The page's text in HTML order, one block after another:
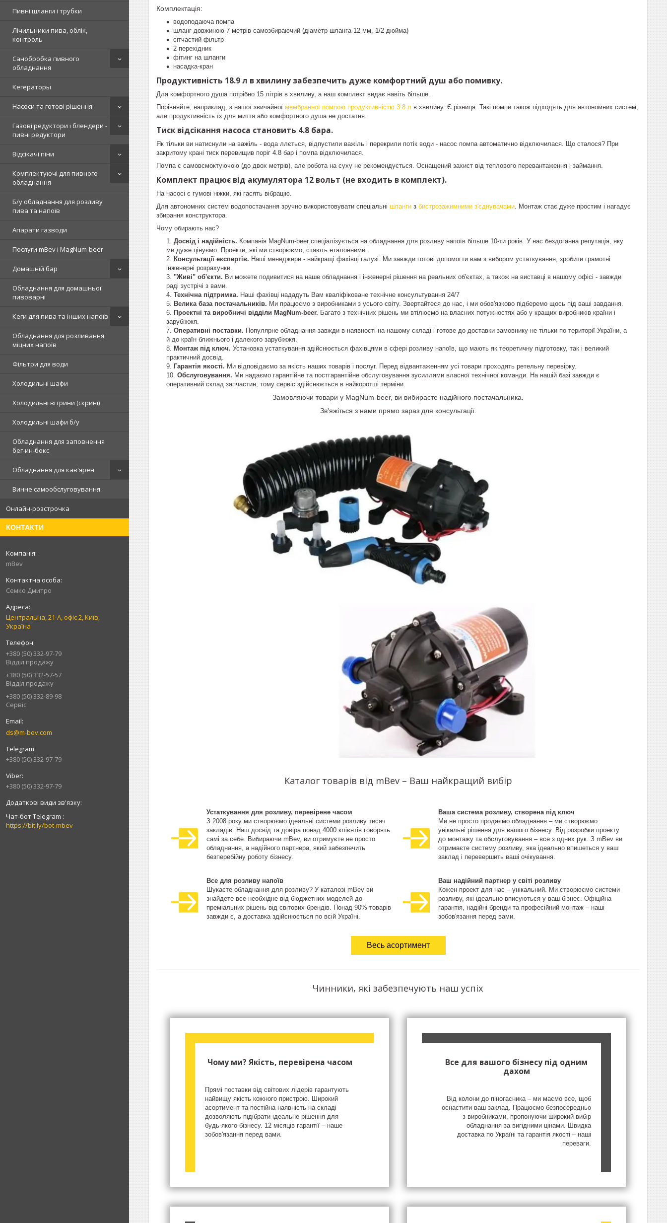
Пивні шланги і трубки
Лічильники пива, облік,
контроль
Санобробка пивного
обладнання
Кегераторы
Насоси та готові рішення
Газові редуктори і блендери -
пивні редуктори
Відсікачі піни
Комплектуючі для пивного
обладнання
Б/у обладнання для розливу
пива та напоїв
Апарати газводи
Послуги mBev і MagNum-beer
Домашній бар
Обладнання для домашньої
пивоварні
Кеги для пива та інших напоїв
Обладнання для розливання
міцних напоїв
Фільтри для води
Холодильні шафи
Холодильні вітрини (скрині)
Холодильні шафи б/у
Обладнання для заповнення
бег-ин-бокс
Обладнання для кав'ярен
Винне самообслуговування
Онлайн-розстрочка
КОНТАКТИ
mBev
Cемко Дмитро
Центральна, 21-А, офіс 2, Київ,
Україна
+380 (50) 332-97-79
Відділ продажу
+380 (50) 332-57-57
Відділ продажу
+380 (50) 332-89-98
Сервіс
ds@m-bev.com
+380 (50) 332-97-79
+380 (50) 332-97-79
Чат-бот Telegram
https://bit.ly/bot-mbev
Комплектація:
водоподаюча помпа
шланг довжиною 7 метрів самозбираючий (діаметр шланга 12 мм, 1/2 дюйма)
сітчастий фільтр
2 перехідник
фітинг на шланги
насадка-кран
Продуктивність 18.9 л в хвилину забезпечить дуже комфортний душ або помивку.
Для комфортного душа потрібно 15 літрів в хвилину, а наш комплект видає навіть більше.
Порівняйте, наприклад, з нашої звичайної мембранної помпою продуктивністю 3.8 л в хвилину. Є різниця. Такі помпи також підходять для автономних систем,
але продуктивність їх для миття або комфортного душа не достатня.
Тиск відсікання насоса становить 4.8 бара.
Як тільки ви натиснули на важіль - вода ллється, відпустили важіль і перекрили потік води - насос помпа автоматично відключилася. Що сталося? При
закритому крані тиск перевищив поріг 4.8 бар і помпа відключилася.
Помпа є самовсмоктуючою (до двох метрів), але робота на суху не рекомендується. Оснащений захист від теплового перевантаження і займання.
Комплект працює від акумулятора 12 вольт (не входить в комплект).
На насосі є гумові ніжки, які гасять вібрацію.
Для автономних систем водопостачання зручно використовувати спеціальні шланги з бистрозажимними з'єднувачами . Монтаж стає дуже простим і нагадує
збирання конструктора.
Чому обирають нас?
Досвід і надійність. Компанія MagNum-beer спеціалізується на обладнання для розливу напоїв більше 10-ти років. У нас бездоганна репутація, яку
ми дуже цінуємо. Проекти, які ми створюємо, стають еталонними.
Консультації експертів. Наші менеджери - найкращі фахівці галузі. Ми завжди готові допомогти вам з вибором устаткування, зробити грамотні
інженерні розрахунки.
"Живі" об'єкти. Ви можете подивитися на наше обладнання і інженерні рішення на реальних об'єктах, а також на виставці в нашому офісі - завжди
раді зустрічі з вами.
Технічна підтримка. Наші фахівці нададуть Вам кваліфіковане технічне консультування 24/7
Велика база постачальників. Ми працюємо з виробниками з усього світу. Звертайтеся до нас, і ми обов'язково підберемо щось під ваші завдання.
Проектні та виробничі відділи MagNum-beer. Багато з технічних рішень ми втілюємо на власних потужностях або у кращих виробників країни і
зарубіжжя.
Оперативні поставки. Популярне обладнання завжди в наявності на нашому складі і готове до доставки замовнику не тільки по території України, а
й до країн ближнього і далекого зарубіжжя.
Монтаж під ключ. Установка устаткування здійснюється фахівцями в сфері розливу напоїв, що мають як теоретичну підготовку, так і великий
практичний досвід.
Гарантія якості. Ми відповідаємо за якість наших товарів і послуг. Перед відвантаженням усі товари проходять ретельну перевірку.
Обслуговування. Ми надаємо гарантійне та постгарантійне обслуговування зусиллями власної технічної команди. На нашій базі завжди є
оперативний склад запчастин, тому сервіс здійснюється в найкоротші терміни.
Замовляючи товари у MagNum-beer, ви вибираєте надійного постачальника.
Зв'яжіться з нами прямо зараз для консультації.
Каталог товарів від mBev – Ваш найкращий вибір
Устаткування для розливу, перевірене часом
З 2008 року ми створюємо ідеальні системи розливу тисяч
закладів. Наш досвід та довіра понад 4000 клієнтів говорять
самі за себе. Вибираючи mBev, ви отримуєте не просто
обладнання, а надійного партнера, який забезпечить
безперебійну роботу бізнесу.
Все для розливу напоїв
Шукаєте обладнання для розливу? У каталозі mBev ви
знайдете все необхідне від бюджетних моделей до
преміальних рішень від світових брендів. Понад 90% товарів
завжди є, а доставка здійснюється по всій Україні.
Ваша система розливу, створена під ключ
Ми не просто продаємо обладнання – ми створюємо
унікальні рішення для вашого бізнесу. Від розробки проекту
до монтажу та обслуговування – все з одних рук. З mBev ви
отримаєте систему розливу, яка ідеально впишеться у ваш
заклад і перевершить ваші очікування.
Ваш надійний партнер у світі розливу
Кожен проект для нас – унікальний. Ми створюємо системи
розливу, які ідеально вписуються у ваш бізнес. Офіційна
гарантія, надійні бренди та професійний монтаж – наші
зобов'язання перед вами.
Весь асортимент
Чинники, які забезпечують наш успіх
Чому ми? Якість, перевірена часом
Прямі поставки від світових лідерів гарантують
найвищу якість кожного пристрою. Широкий
асортимент та постійна наявність на складі
дозволяють підібрати ідеальне рішення для
будь-якого бізнесу. 12 місяців гарантії – наше
зобов'язання перед вами.
Все для вашого бізнесу під одним
дахом
Від колони до піногасника – ми маємо все, щоб
оснастити ваш заклад. Працюємо безпосередньо
з виробниками, пропонуючи широкий вибір
обладнання за вигідними цінами. Швидка
доставка по Україні та гарантія якості – наші
переваги.